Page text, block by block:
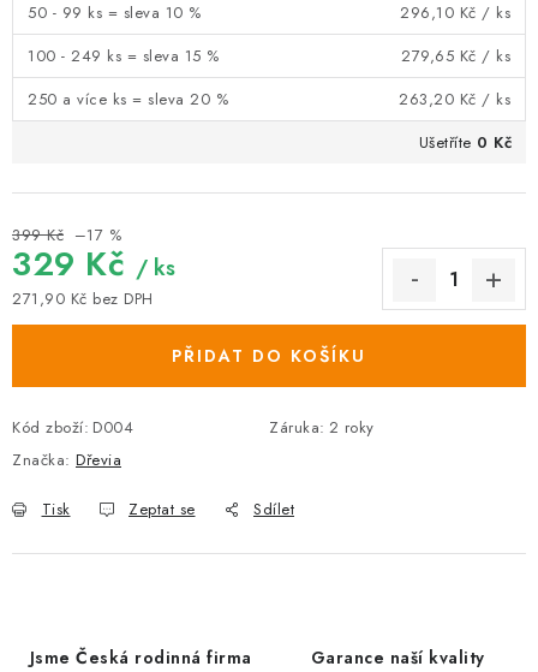
50 - 99 ks = sleva 10 %
296,10 Kč / ks
100 - 249 ks = sleva 15 %
279,65 Kč / ks
250 a více ks = sleva 20 %
263,20 Kč / ks
Ušetříte 0 Kč
399 Kč –17 %
329 Kč / ks
271,90 Kč bez DPH
Měrná cena:
PŘIDAT DO KOŠÍKU
Kód zboží: D004 Záruka: 2 roky
Značka: Dřevia
Tisk Zeptat se Sdílet
Jsme Česká rodinná firma Garance naší kvality